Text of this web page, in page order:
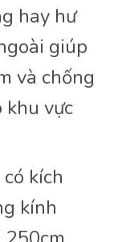
hay hư
giúp
và chống
khu vực
kích
kính